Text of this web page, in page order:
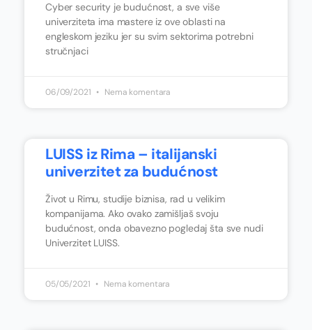
Cyber security je budućnost, a sve više
univerziteta ima mastere iz ove oblasti na
engleskom jeziku jer su svim sektorima potrebni
stručnjaci
06/09/2021 Nema komentara
LUISS iz Rima – italijanski
univerzitet za budućnost
Život u Rimu, studije biznisa, rad u velikim
kompanijama. Ako ovako zamišljaš svoju
budućnost, onda obavezno pogledaj šta sve nudi
Univerzitet LUISS.
05/05/2021 Nema komentara